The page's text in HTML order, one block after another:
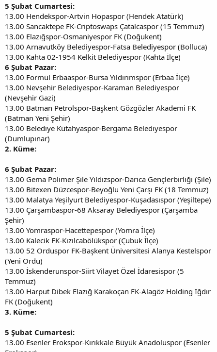
5 Şubat Cumartesi:
13.00 Hendekspor-Artvin Hopaspor (Hendek Atatürk)
13.00 Sancaktepe FK-Criptoswaps Çatalcaspor (15 Temmuz)
13.00 Elazığspor-Osmaniyespor FK (Doğukent)
13.00 Arnavutköy Belediyespor-Fatsa Belediyespor (Bolluca)
13.00 Kahta 02-1954 Kelkit Belediyespor (Kahta İlçe)
6 Şubat Pazar:
13.00 Formül Erbaaspor-Bursa Yıldırımspor (Erbaa İlçe)
13.00 Nevşehir Belediyespor-Karaman Belediyespor
(Nevşehir Gazi)
13.00 Batman Petrolspor-Başkent Gözgözler Akademi FK
(Batman Yeni Şehir)
13.00 Belediye Kütahyaspor-Bergama Belediyespor
(Dumlupınar)
2. Küme:
6 Şubat Pazar:
13.00 Gema Polimer Şile Yıldızspor-Darıca Gençlerbirliği (Şile)
13.00 Bitexen Düzcespor-Beyoğlu Yeni Çarşı FK (18 Temmuz)
13.00 Malatya Yeşilyurt Belediyespor-Kuşadasıspor (Yeşiltepe)
13.00 Çarşambaspor-68 Aksaray Belediyespor (Çarşamba
Şehir)
13.00 Yomraspor-Hacettepespor (Yomra İlçe)
13.00 Kalecik FK-Kızılcabölükspor (Çubuk İlçe)
13.00 52 Orduspor FK-Başkent Üniversitesi Alanya Kestelspor
(Yeni Ordu)
13.00 İskenderunspor-Siirt Vilayet Özel İdaresispor (5
Temmuz)
13.00 Harput Dibek Elazığ Karakoçan FK-Alagöz Holding Iğdır
FK (Doğukent)
3. Küme:
5 Şubat Cumartesi:
13.00 Esenler Erokspor-Kırıkkale Büyük Anadoluspor (Esenler